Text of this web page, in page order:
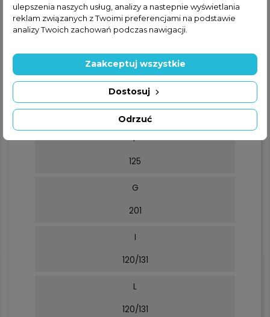
276
160
TL
260
F
125
G
201
I
120/131
L
120/131
ulepszenia naszych usług, analizy a nastepnie wyświetlania
reklam związanych z Twoimi preferencjami na podstawie
analizy Twoich zachowań podczas nawigacji.
Odrzuć
Dostosuj
Zaakceptuj wszystkie